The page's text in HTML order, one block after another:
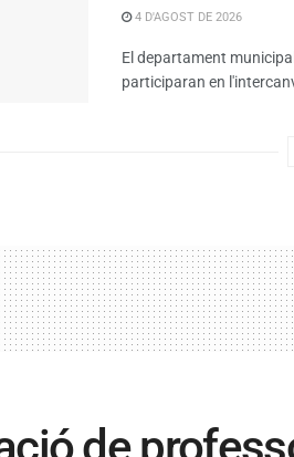
4 D'AGOST DE 2026
El departament
participaran en